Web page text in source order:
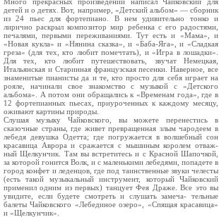
детей и о детях. Вот, например, «Детский альбом» — сборник
из 24 пьес для фортепиано. В нем удивительно тонко и
лирично раскрыл композитор мир ребенка с его радостями,
печалями, первыми переживаниями. Тут есть и «Мама», и
«Новая кукла» и «Нянина сказка», и «Баба-Яга», и «Сладкая
греза» (для тех, кто любит помечтать), и «Игра в лошадки».
Для тех, кто любит путешествовать, звучат Немецкая,
Итальянская и Старинная французская песенки. Наверное, все
знаменитые пианисты да и те, кто просто для себя играет на
рояле, начинали свое знакомство с музыкой с «Детского
альбома». А потом они обращались к «Временам года», где в
12 фортепианных пьесах, приуроченных к каждому месяцу,
оживают картины природы.
Слушая музыку Чайковского, вы можете перенестись в
сказочные страны, где живет превращенная злым чародеем в
лебедя девушка Одетта; где погружается в волшебный сон
красавица Аврора и сражается с мышиным королем отваж-
ный Щелкунчик. Там вы встретитесь и с Красной Шапочкой,
за которой гонится Волк, и с маленькими лебедями, попадете в
город конфет и леденцов, где под таинственные звуки челесты
(есть такой музыкальный инструмент, который Чайковский
применил одним из первых) танцует Фея Драже. Все это вы
увидите, если будете смотреть и слушать замеча- тельные
балеты Чайковского «Лебединое озеро», «Спящая красавица»
и «Щелкунчик».